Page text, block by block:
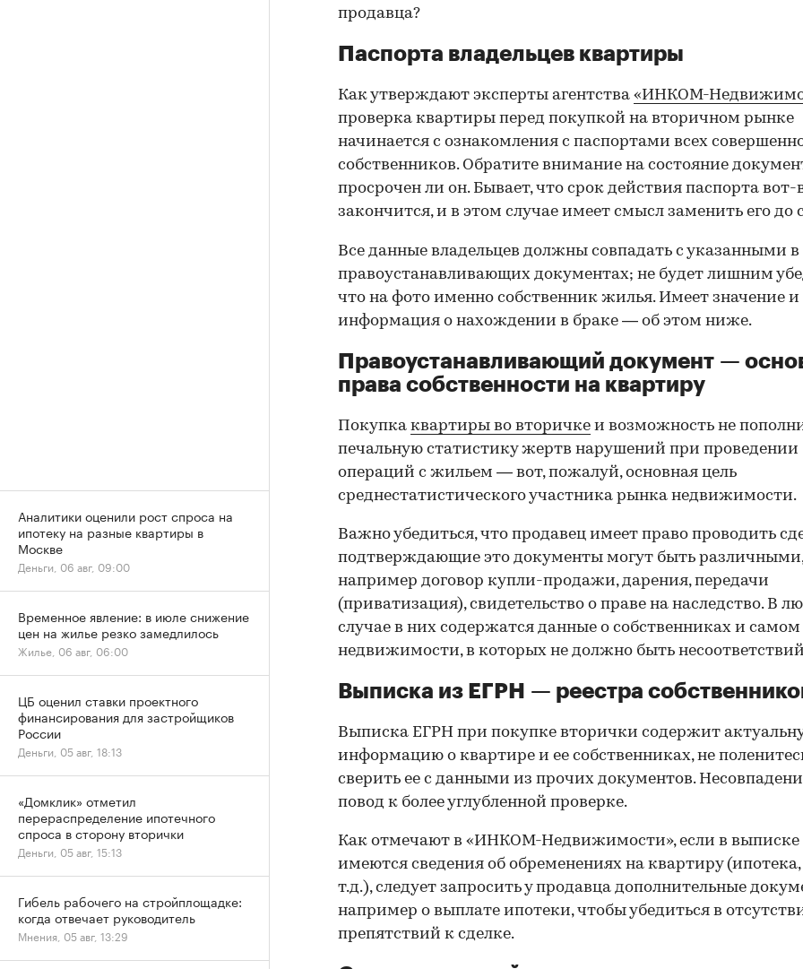
продавца?
Паспорта владельцев квартиры
Как утверждают эксперты агентства «ИНКОМ-
проверка квартиры перед покупкой на вторичном рынке
начинается с ознакомления с паспортами всех
собственников. Обратите внимание на состояние
просрочен ли он. Бывает, что срок действия паспорта вот-
закончится, и в этом случае имеет смысл заменить его до
Все данные владельцев должны совпадать с указанными в
правоустанавливающих документах; не будет лишним
что на фото именно собственник жилья. Имеет значение и
информация о нахождении в браке — об этом ниже.
Правоустанавливающий документ —
права собственности на квартиру
Покупка квартиры во вторичке и возможность не
печальную статистику жертв нарушений при проведении
операций с жильем — вот, пожалуй, основная цель
среднестатистического участника рынка недвижимости.
Важно убедиться, что продавец имеет право проводить
подтверждающие это документы могут быть различными,
например договор купли-продажи, дарения, передачи
(приватизация), свидетельство о праве на наследство. В
случае в них содержатся данные о собственниках и самом
недвижимости, в которых не должно быть
Выписка из ЕГРН — реестра
Выписка ЕГРН при покупке вторички содержит
информацию о квартире и ее собственниках, не
сверить ее с данными из прочих документов.
повод к более углубленной проверке.
Как отмечают в «ИНКОМ-Недвижимости», если в выписке
имеются сведения об обременениях на квартиру (ипотека,
т.д.), следует запросить у продавца дополнительные
например о выплате ипотеки, чтобы убедиться в
препятствий к сделке.
Аналитики оценили рост спроса на
ипотеку на разные квартиры в
Москве
Деньги, 06 авг, 09:00
Временное явление: в июле снижение
цен на жилье резко замедлилось
Жилье, 06 авг, 06:00
ЦБ оценил ставки проектного
финансирования для застройщиков
России
Деньги, 05 авг, 18:13
«Домклик» отметил
перераспределение ипотечного
спроса в сторону вторички
Деньги, 05 авг, 15:13
Гибель рабочего на стройплощадке:
когда отвечает руководитель
Мнения, 05 авг, 13:29